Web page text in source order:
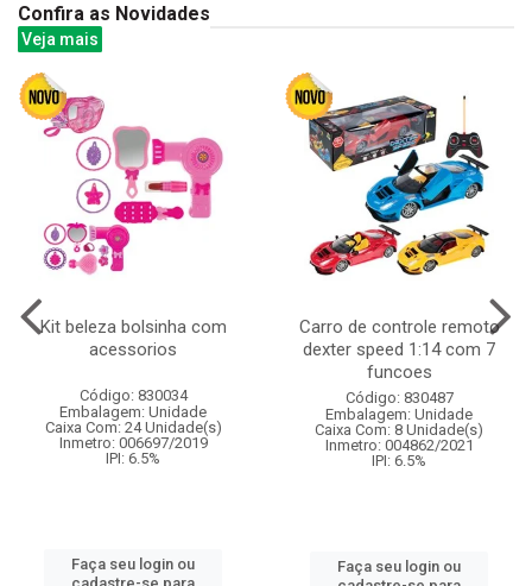
Confira as Novidades
Veja mais
Kit beleza bolsinha com
acessorios
Código: 830034
Embalagem: Unidade
Caixa Com: 24 Unidade(s)
Inmetro: 006697/2019
IPI: 6.5%
Faça seu login ou
Carro de controle remoto
dexter speed 1:14 com 7
funcoes
Código: 830487
Embalagem: Unidade
Caixa Com: 8 Unidade(s)
Inmetro: 004862/2021
IPI: 6.5%
Faça seu login ou